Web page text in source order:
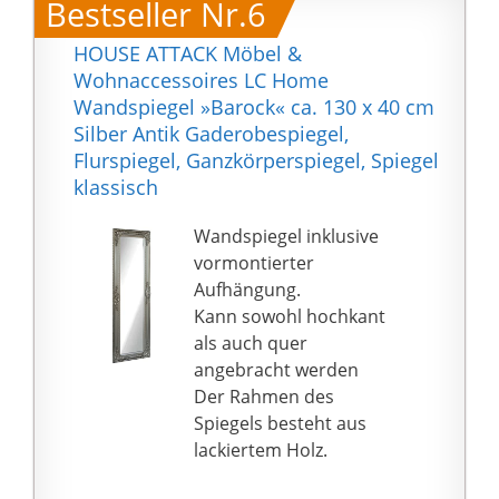
Bestseller Nr.6
HOUSE ATTACK Möbel &
Wohnaccessoires LC Home
Wandspiegel »Barock« ca. 130 x 40 cm
Silber Antik Gaderobespiegel,
Flurspiegel, Ganzkörperspiegel, Spiegel
klassisch
Wandspiegel inklusive
vormontierter
Aufhängung.
Kann sowohl hochkant
als auch quer
angebracht werden
Der Rahmen des
Spiegels besteht aus
lackiertem Holz.